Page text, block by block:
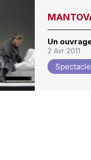
Un
2 Avr 2011
Spectacle